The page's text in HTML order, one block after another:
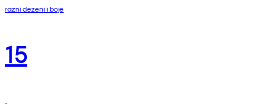
razni dezeni i boje
15